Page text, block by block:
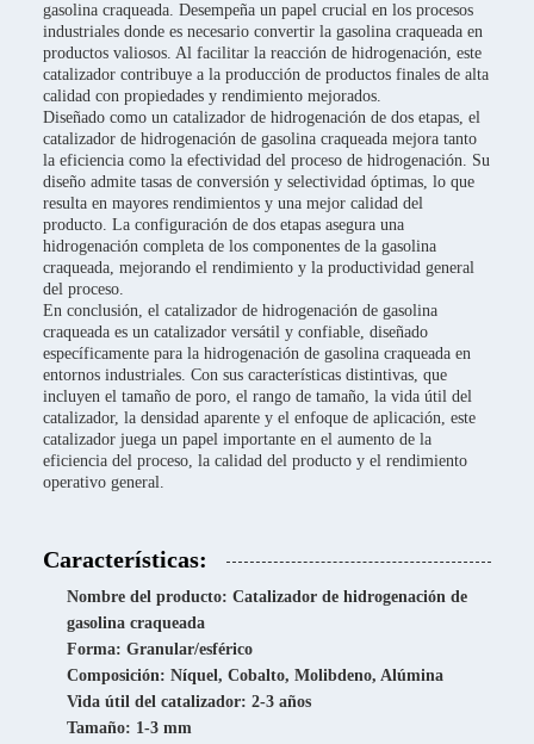
gasolina craqueada. Desempeña un papel crucial en los procesos
industriales donde es necesario convertir la gasolina craqueada en
productos valiosos. Al facilitar la reacción de hidrogenación, este
catalizador contribuye a la producción de productos finales de alta
calidad con propiedades y rendimiento mejorados.
Diseñado como un catalizador de hidrogenación de dos etapas, el
catalizador de hidrogenación de gasolina craqueada mejora tanto
la eficiencia como la efectividad del proceso de hidrogenación. Su
diseño admite tasas de conversión y selectividad óptimas, lo que
resulta en mayores rendimientos y una mejor calidad del
producto. La configuración de dos etapas asegura una
hidrogenación completa de los componentes de la gasolina
craqueada, mejorando el rendimiento y la productividad general
del proceso.
En conclusión, el catalizador de hidrogenación de gasolina
craqueada es un catalizador versátil y confiable, diseñado
específicamente para la hidrogenación de gasolina craqueada en
entornos industriales. Con sus características distintivas, que
incluyen el tamaño de poro, el rango de tamaño, la vida útil del
catalizador, la densidad aparente y el enfoque de aplicación, este
catalizador juega un papel importante en el aumento de la
eficiencia del proceso, la calidad del producto y el rendimiento
operativo general.
Características:
Nombre del producto: Catalizador de hidrogenación de
gasolina craqueada
Forma: Granular/esférico
Composición: Níquel, Cobalto, Molibdeno, Alúmina
Vida útil del catalizador: 2-3 años
Tamaño: 1-3 mm